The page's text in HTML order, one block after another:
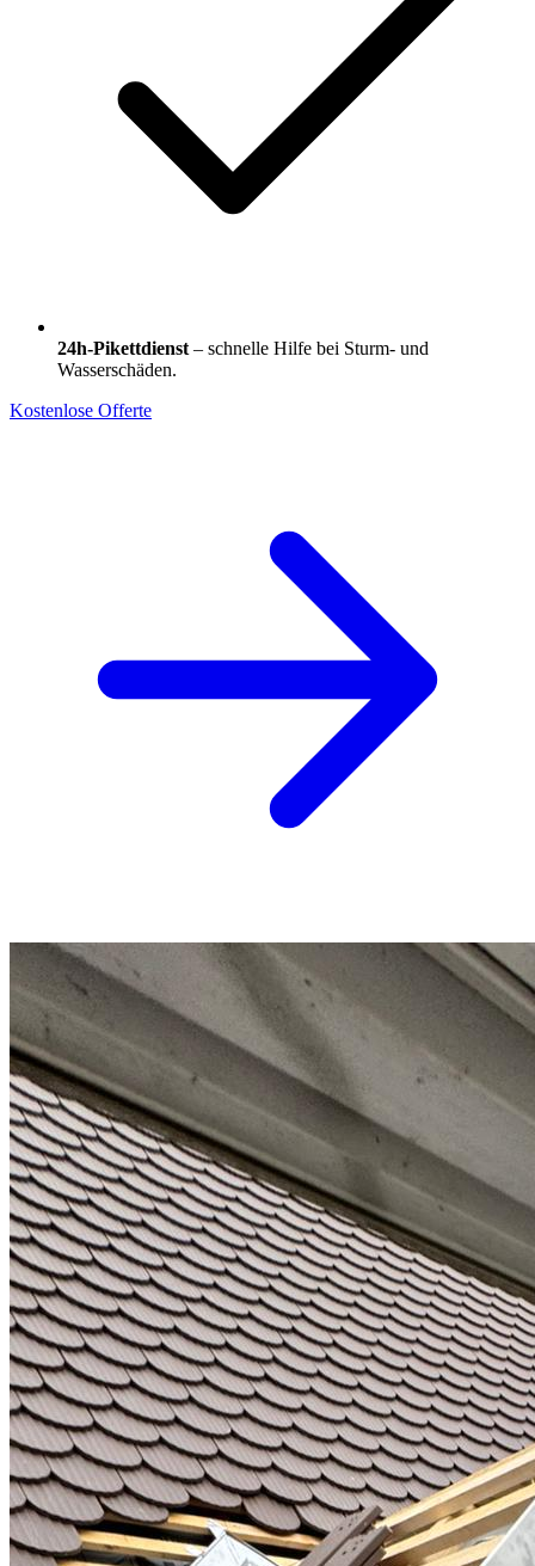
24h-Pikettdienst – schnelle Hilfe bei Sturm- und
Wasserschäden.
Kostenlose Offerte